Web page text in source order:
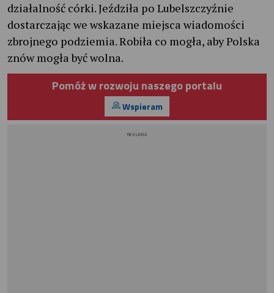
działalność córki. Jeździła po Lubelszczyźnie
dostarczając we wskazane miejsca wiadomości
zbrojnego podziemia. Robiła co mogła, aby Polska
znów mogła być wolna.
Pomóż w rozwoju naszego portalu
Wspieram
REKLAMA